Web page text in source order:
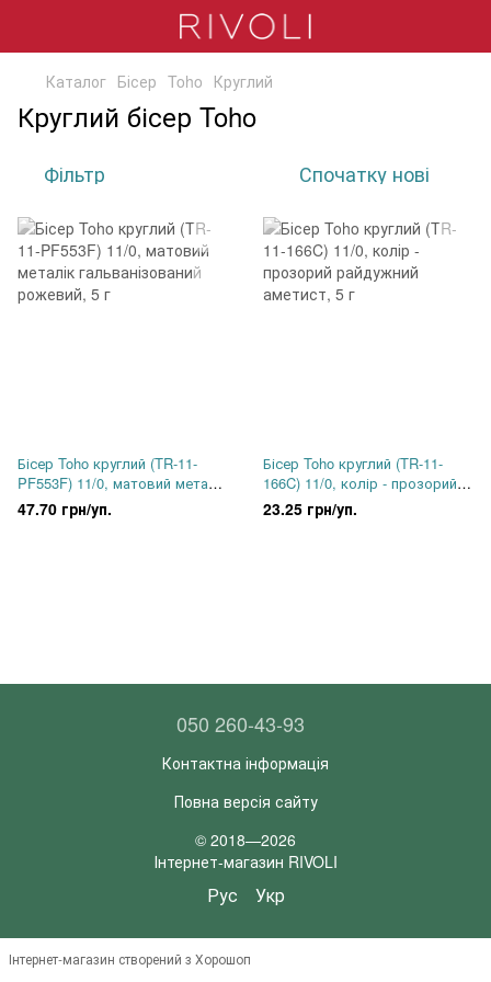
Каталог Бісер Toho Круглий
Круглий бісер Toho
Фільтр Спочатку нові
Бісер Toho круглий (TR-11-
PF553F) 11/0, матовий металік
гальванізований рожевий, 5 г
47.70 грн/уп.
Бісер Toho круглий (TR-11-
166C) 11/0, колір - прозорий
райдужний аметист, 5 г
23.25 грн/уп.
050 260-43-93
Контактна інформація
Повна версія сайту
© 2018—2026
Інтернет-магазин RIVOLI
Рус Укр
Інтернет-магазин створений з Хорошоп